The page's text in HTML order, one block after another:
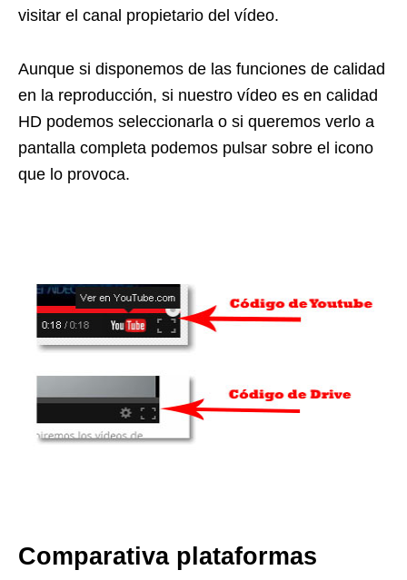
visitar el canal propietario del vídeo.
Aunque si disponemos de las funciones de calidad
en la reproducción, si nuestro vídeo es en calidad
HD podemos seleccionarla o si queremos verlo a
pantalla completa podemos pulsar sobre el icono
que lo provoca.
Comparativa plataformas